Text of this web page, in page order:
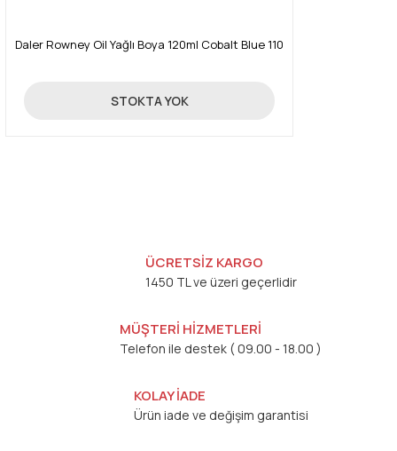
Daler Rowney Oil Yağlı Boya 120ml Cobalt Blue 110
16,03 TL
STOKTA YOK
ÜCRETSİZ KARGO
1450 TL ve üzeri geçerlidir
MÜŞTERİ HİZMETLERİ
Telefon ile destek ( 09.00 - 18.00 )
KOLAY İADE
Ürün iade ve değişim garantisi